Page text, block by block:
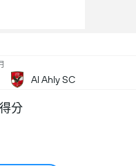
Al Ahly SC
分